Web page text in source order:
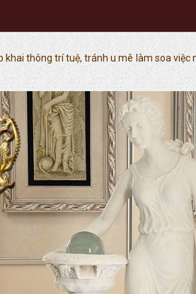
thông trí tuệ, tránh u mê làm soa